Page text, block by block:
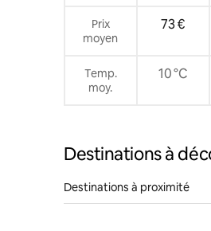
Prix
moyen
73 €
Temp.
moy.
10 °C
Destinations à
Destinations à proximité